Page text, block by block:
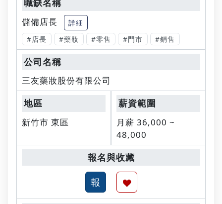
儲備店長
詳細
#店長
#藥妝 #零售 #門市 #銷售
三友藥妝股份有限公司
新竹市 東區
月薪 36,000 ~
48,000